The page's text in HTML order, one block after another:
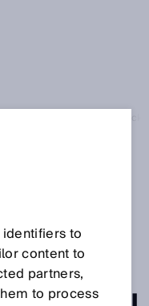
to
content to
partners,
to process